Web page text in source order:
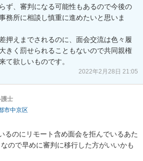
ず、審判になる可能性もあるので今後の
務所に相談し慎重に進めたいと思いま
押えまでされるのに、面会交流は色々履
きく罰せられることもないので共同親権
て欲しいものです。
2022年2月28日 21:05
士
市中京区
るのにリモート含め面会を拒んでいるあた
ので早めに審判に移行した方がいいかも